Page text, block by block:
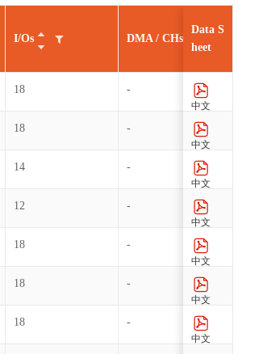
I/Os DMA / CHs
18 -
18 -
14 -
12 -
18 -
18 -
18 -
Data S
heet
中文
中文
中文
中文
中文
中文
中文